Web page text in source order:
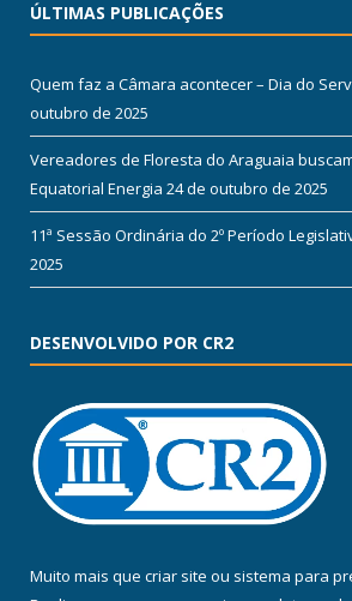
ÚLTIMAS PUBLICAÇÕES
Quem faz a Câmara acontecer – Dia do
outubro de 2025
Vereadores de Floresta do Araguaia
Equatorial Energia 24 de outubro de 2025
11ª Sessão Ordinária do 2º Período
2025
DESENVOLVIDO POR CR2
Muito mais que criar site ou sistema para